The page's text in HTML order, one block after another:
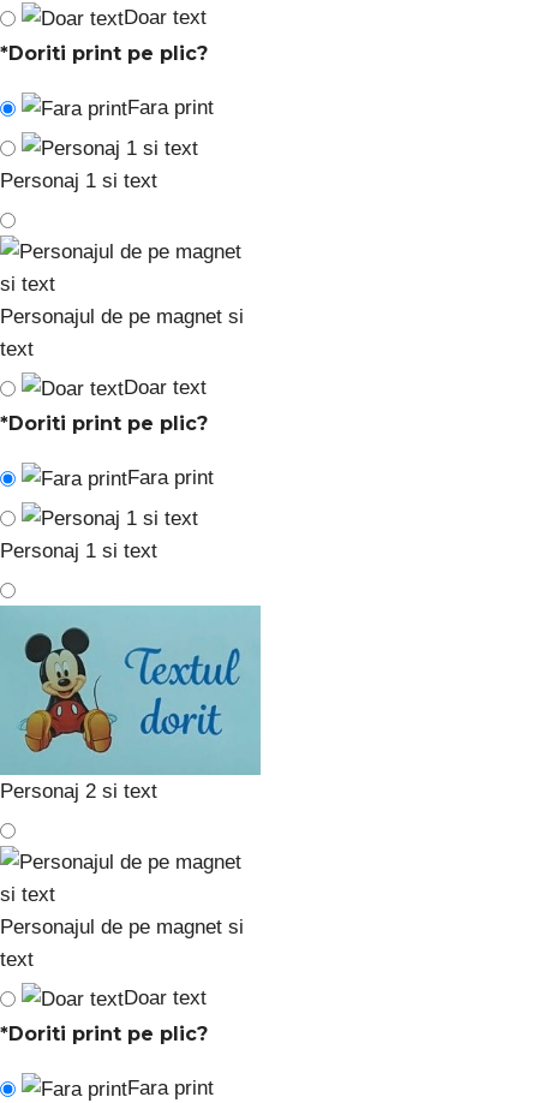
Doar text
*Doriti print pe plic?
Fara print
Personaj 1 si text
Personajul de pe magnet si
text
Doar text
*Doriti print pe plic?
Fara print
Personaj 1 si text
Personaj 2 si text
Personajul de pe magnet si
text
Doar text
*Doriti print pe plic?
Fara print